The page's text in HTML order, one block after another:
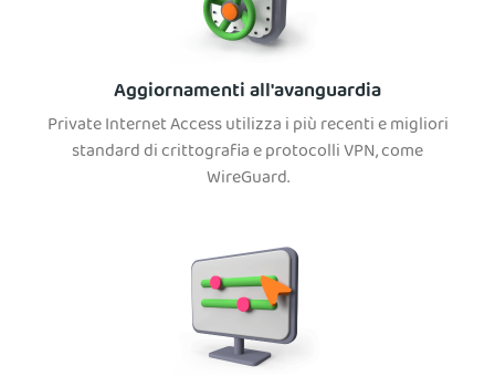
Aggiornamenti all'avanguardia
Private Internet Access utilizza i più recenti e migliori
standard di crittografia e protocolli VPN, come
WireGuard.